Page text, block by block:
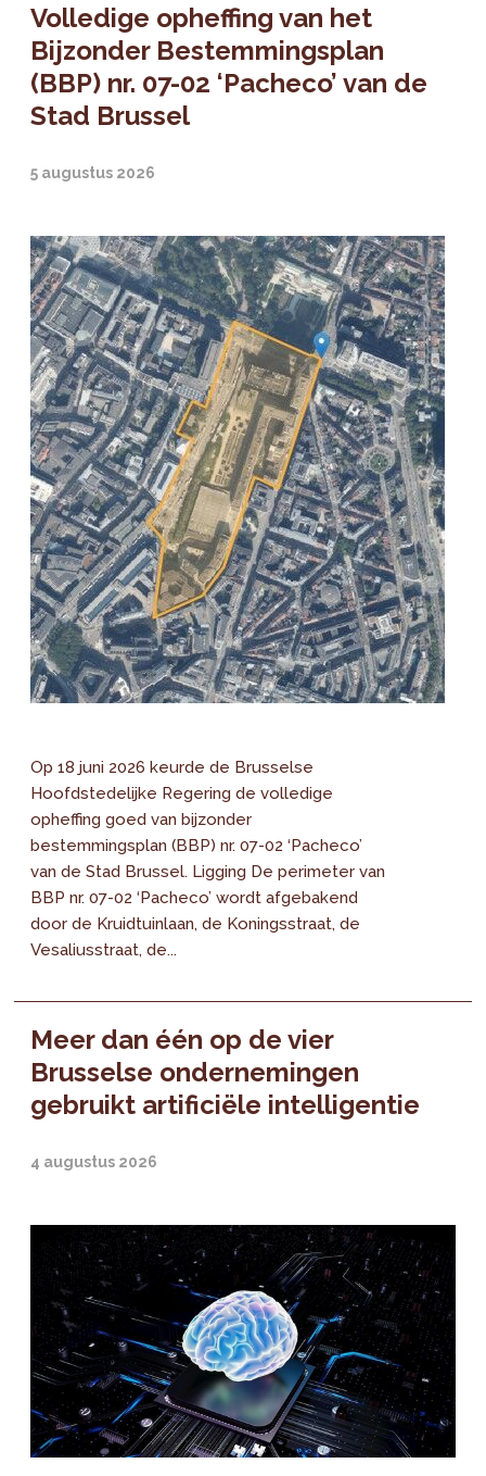
Volledige opheffing van het
Bijzonder Bestemmingsplan
(BBP) nr. 07-02 ‘Pacheco’ van de
Stad Brussel
5 augustus 2026
Op 18 juni 2026 keurde de Brusselse
Hoofdstedelijke Regering de volledige
opheffing goed van bijzonder
bestemmingsplan (BBP) nr. 07-02 ‘Pacheco’
van de Stad Brussel. Ligging De perimeter van
BBP nr. 07-02 ‘Pacheco’ wordt afgebakend
door de Kruidtuinlaan, de Koningsstraat, de
Vesaliusstraat, de...
Meer dan één op de vier
Brusselse ondernemingen
gebruikt artificiële intelligentie
4 augustus 2026